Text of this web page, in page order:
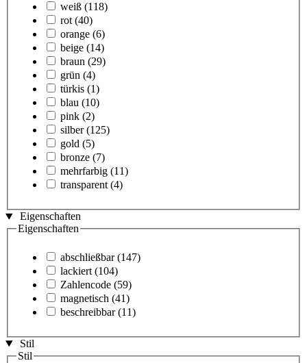
weiß (118)
rot (40)
orange (6)
beige (14)
braun (29)
grün (4)
türkis (1)
blau (10)
pink (2)
silber (125)
gold (5)
bronze (7)
mehrfarbig (11)
transparent (4)
Eigenschaften
Eigenschaften
abschließbar (147)
lackiert (104)
Zahlencode (59)
magnetisch (41)
beschreibbar (11)
Stil
Stil